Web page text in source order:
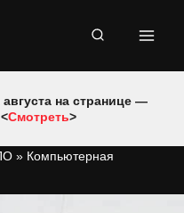
на странице —
Смотреть>
» Компьютерная